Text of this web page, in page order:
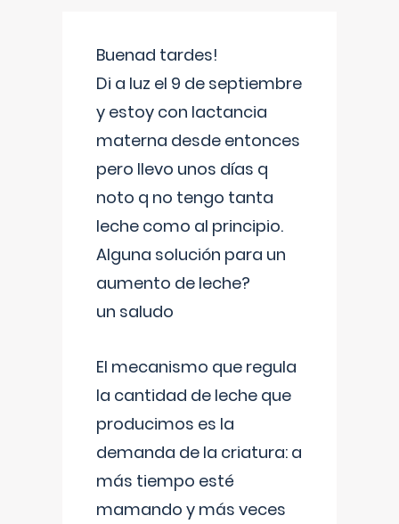
Buenad tardes!
Di a luz el 9 de septiembre
y estoy con lactancia
materna desde entonces
pero llevo unos días q
noto q no tengo tanta
leche como al principio.
Alguna solución para un
aumento de leche?
un saludo
El mecanismo que regula
la cantidad de leche que
producimos es la
demanda de la criatura: a
más tiempo esté
mamando y más veces